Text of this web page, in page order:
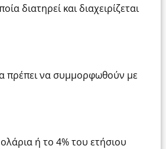
διατηρεί και διαχειρίζεται
πρέπει να συμμορφωθούν με
ή το 4% του ετήσιου